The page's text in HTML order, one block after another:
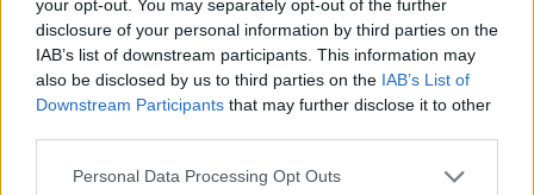
your opt-out. You may separately opt-out of the further
disclosure of your personal information by third parties on the
IAB’s list of downstream participants. This information may
also be disclosed by us to third parties on the IAB’s List of
Downstream Participants that may further disclose it to other
Please note that this website/app uses one or more Google
Personal Data Processing Opt Outs
07:32
Antonelli a 11. körben végre átrágta magát Norrison, feljött a
negyedik helyre. Nem szakadt le még túlzottan amúgy a 3-5.
helyezett az élkettősről: Leclerc 2,2 másodpercre csak
Russelltől. Szóval Antonelli esélyeit sem kell még teljesen leírni.